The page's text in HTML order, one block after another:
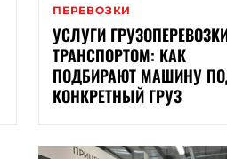
ПЕРЕВОЗКИ
УСЛУГИ
ТРАНСПОРТОМ: КАК
ПОДБИРАЮТ МАШИНУ
КОНКРЕТНЫЙ ГРУЗ